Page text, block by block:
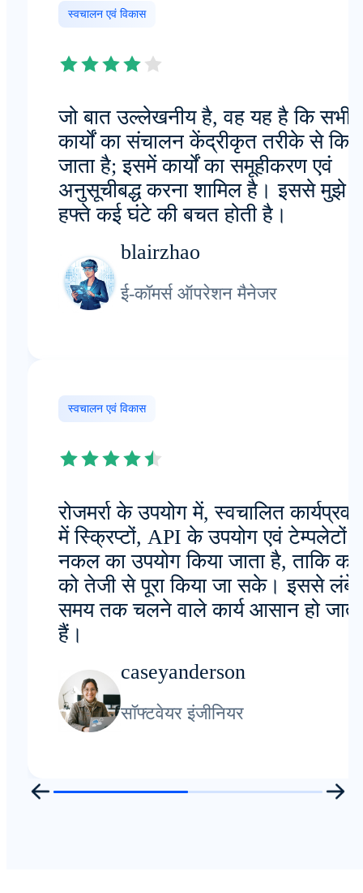
स्वचालन एवं विकास
जो बात उल्लेखनीय है, वह यह है कि सभी
कार्यों का संचालन केंद्रीकृत तरीके से
जाता है; इसमें कार्यों का समूहीकरण एवं
अनुसूचीबद्ध करना शामिल है। इससे मुझे
हफ्ते कई घंटे की बचत होती है।
blairzhao
ई-कॉमर्स ऑपरेशन मैनेजर
स्वचालन एवं विकास
रोजमर्रा के उपयोग में, स्वचालित
में स्क्रिप्टों, API के उपयोग एवं टेम्पलेटों
नकल का उपयोग किया जाता है, ताकि
को तेजी से पूरा किया जा सके। इससे लंबे
समय तक चलने वाले कार्य आसान हो जाते
हैं।
caseyanderson
सॉफ्टवेयर इंजीनियर